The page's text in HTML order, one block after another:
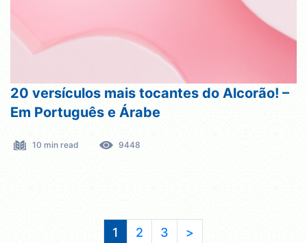
20 versículos mais tocantes do Alcorão! –
Em Português e Árabe
10 min read 9448
1 2 3 >